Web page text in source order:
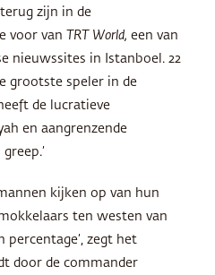
zijn in de
voor van TRT World, een van
nieuwssites in Istanboel. 22
grootste speler in de
de lucratieve
en aangrenzende
kijken op van hun
ten westen van
percentage’, zegt het
door de commander